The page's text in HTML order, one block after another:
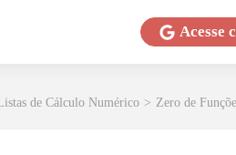
Acesse
de Cálculo Numérico > Zero de